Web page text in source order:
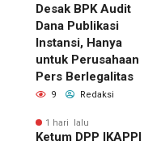
Desak BPK Audit
Dana Publikasi
Instansi, Hanya
untuk Perusahaan
Pers Berlegalitas
9 Redaksi
1 hari lalu
Ketum DPP IKAPPI